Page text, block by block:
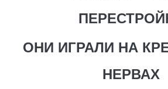
ОНИ ИГРАЛИ НА
НЕРВАХ